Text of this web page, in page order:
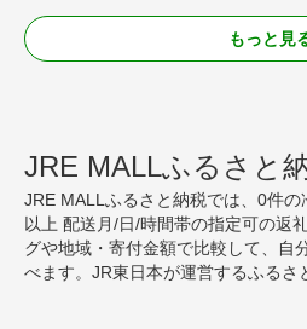
もっと見
JRE MALLふるさと
JRE MALLふるさと納税では、0件
以上 配送月/日/時間帯の指定可の返
グや地域・寄付金額で比較して、自
べます。JR東日本が運営するふるさ